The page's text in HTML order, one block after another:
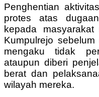
Penghentian
protes atas
kepada
Kumpulrejo
mengaku tidak
ataupun diberi
berat dan
wilayah mereka.